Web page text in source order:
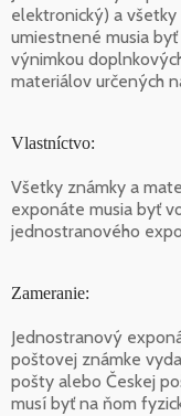
elektronický) a
umiestnené musia
výnimkou
materiálov určených
Vlastníctvo:
Všetky známky a
exponáte musia byť
jednostranového
Zameranie:
Jednostranový
poštovej známke
pošty alebo Českej
musí byť na ňom